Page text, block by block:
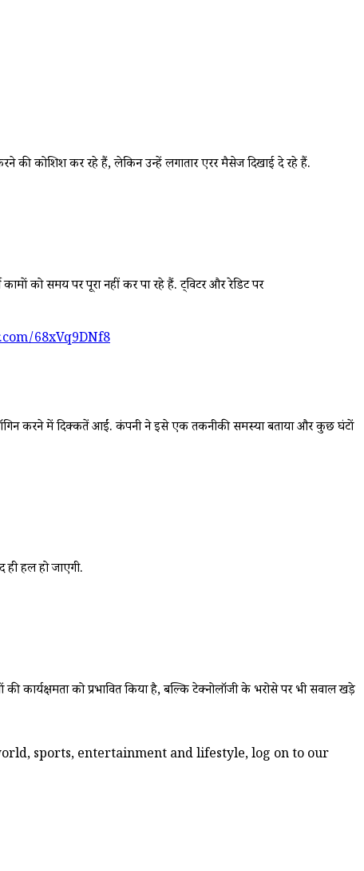
कोशिश कर रहे हैं, लेकिन उन्हें लगातार एरर मैसेज दिखाई दे रहे हैं.
को समय पर पूरा नहीं कर पा रहे हैं. ट्विटर और रेडिट पर
68xVq9DNf8
करने में दिक्कतें आईं. कंपनी ने इसे एक तकनीकी समस्या बताया और कुछ घंटों
हल हो जाएगी.
कार्यक्षमता को प्रभावित किया है, बल्कि टेक्नोलॉजी के भरोसे पर भी सवाल खड़े
sports, entertainment and lifestyle, log on to our